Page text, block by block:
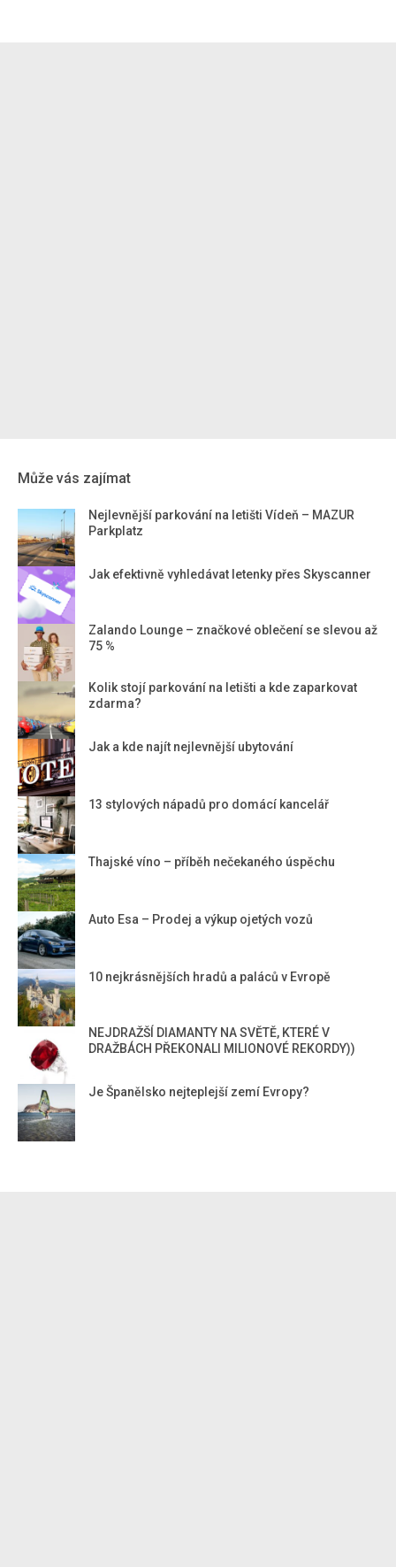
Může vás zajímat
Nejlevnější parkování na letišti Vídeň – MAZUR
Parkplatz
Jak efektivně vyhledávat letenky přes Skyscanner
Zalando Lounge – značkové oblečení se slevou až
75 %
Kolik stojí parkování na letišti a kde zaparkovat
zdarma?
Jak a kde najít nejlevnější ubytování
13 stylových nápadů pro domácí kancelář
Thajské víno – příběh nečekaného úspěchu
Auto Esa – Prodej a výkup ojetých vozů
10 nejkrásnějších hradů a paláců v Evropě
NEJDRAŽŠÍ DIAMANTY NA SVĚTĚ, KTERÉ V
DRAŽBÁCH PŘEKONALI MILIONOVÉ REKORDY))
Je Španělsko nejteplejší zemí Evropy?